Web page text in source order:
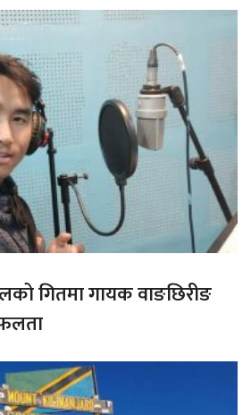
गितमा गायक वाङछिरीङ